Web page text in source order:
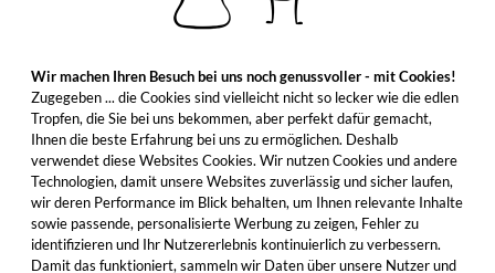
Wir machen Ihren Besuch bei uns noch genussvoller - mit Cookies!
Zugegeben ... die Cookies sind vielleicht nicht so lecker wie die edlen
Tropfen, die Sie bei uns bekommen, aber perfekt dafür gemacht,
Ihnen die beste Erfahrung bei uns zu ermöglichen. Deshalb
verwendet diese Websites Cookies. Wir nutzen Cookies und andere
Technologien, damit unsere Websites zuverlässig und sicher laufen,
wir deren Performance im Blick behalten, um Ihnen relevante Inhalte
sowie passende, personalisierte Werbung zu zeigen, Fehler zu
identifizieren und Ihr Nutzererlebnis kontinuierlich zu verbessern.
Damit das funktioniert, sammeln wir Daten über unsere Nutzer und